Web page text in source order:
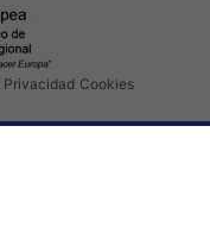
Privacidad Cookies